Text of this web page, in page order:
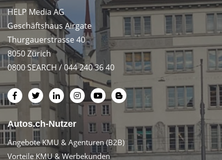
HELP Media AG
Geschäftshaus Airgate
Thurgauerstrasse 40
8050 Zürich
0800 SEARCH / 044 240 36 40
Autos.ch-Nutzer
Angebote KMU & Agenturen (B2B)
Vorteile KMU & Werbekunden